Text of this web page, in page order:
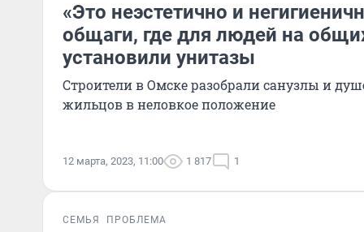
«Это неэстетично и
общаги, где для людей на
установили унитазы
Строители в Омске разобрали санузлы и
жильцов в неловкое положение
12 марта, 2023, 11:00 1 817 1
СЕМЬЯ ПРОБЛЕМА